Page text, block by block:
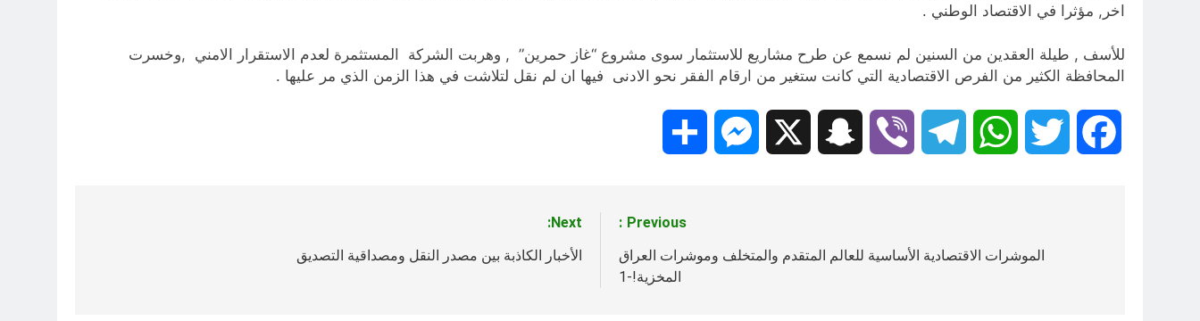
اخر, مؤثرا في الاقتصاد الوطني .
للأسف , طيلة العقدين من السنين لم نسمع عن طرح مشاريع للاستثمار سوى مشروع “غاز حمرين” , وهربت الشركة المستثمرة لعدم الاستقرار الامني ,وخسرت
المحافظة الكثير من الفرص الاقتصادية التي كانت ستغير من ارقام الفقر نحو الادنى فيها ان لم نقل لتلاشت في هذا الزمن الذي مر عليها .
Facebook
Twitter
WhatsApp
Telegram
Viber
Snapchat
Messenger
المقالات
Previous:
الموشرات الاقتصادية الأساسية للعالم المتقدم والمتخلف وموشرات العراق
المخزية!-1
Next:
الأخبار الكاذبة بين مصدر النقل ومصداقية التصديق